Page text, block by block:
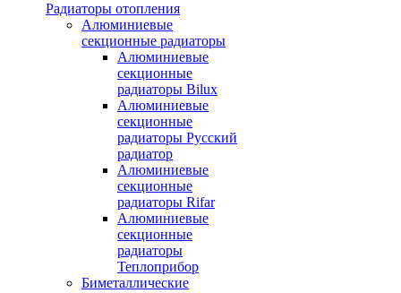
Радиаторы отопления
Алюминиевые
секционные радиаторы
Алюминиевые
секционные
радиаторы Bilux
Алюминиевые
секционные
радиаторы Русский
радиатор
Алюминиевые
секционные
радиаторы Rifar
Алюминиевые
секционные
радиаторы
Теплоприбор
Биметаллические